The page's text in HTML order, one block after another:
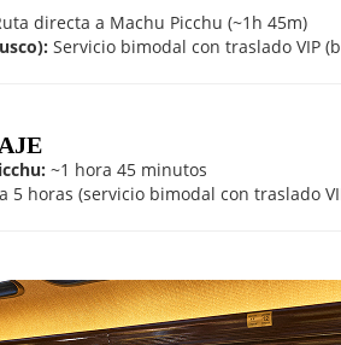
directa a Machu Picchu (~1h 45m)
Servicio bimodal con traslado VIP
~1 hora 45 minutos
5 horas (servicio bimodal con traslado